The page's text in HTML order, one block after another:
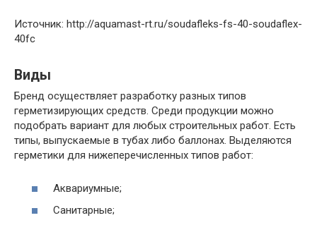
Источник: http://aquamast-rt.ru/soudafleks-fs-40-soudaflex-
40fc
Виды
Бренд осуществляет разработку разных типов
герметизирующих средств. Среди продукции можно
подобрать вариант для любых строительных работ. Есть
типы, выпускаемые в тубах либо баллонах. Выделяются
герметики для нижеперечисленных типов работ:
Аквариумные;
Санитарные;